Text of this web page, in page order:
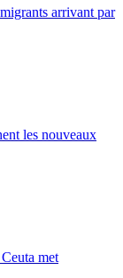
arrivant par
les nouveaux
met